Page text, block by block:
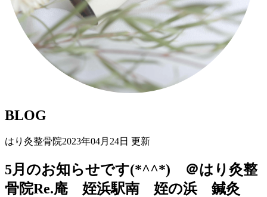
BLOG
はり灸整骨院2023年04月24日 更新
5月のお知らせです(*^^*) ＠はり灸整
骨院Re.庵 姪浜駅南 姪の浜 鍼灸